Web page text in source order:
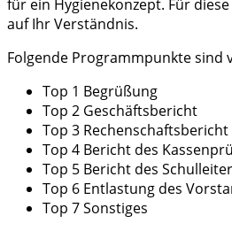
für ein Hygienekonzept. Für
auf Ihr Verständnis.
Folgende Programmpunkte sind
Top 1 Begrüßung
Top 2 Geschäftsbericht
Top 3 Rechenschaftsbericht
Top 4 Bericht des
Top 5 Bericht des
Top 6 Entlastung des
Top 7 Sonstiges